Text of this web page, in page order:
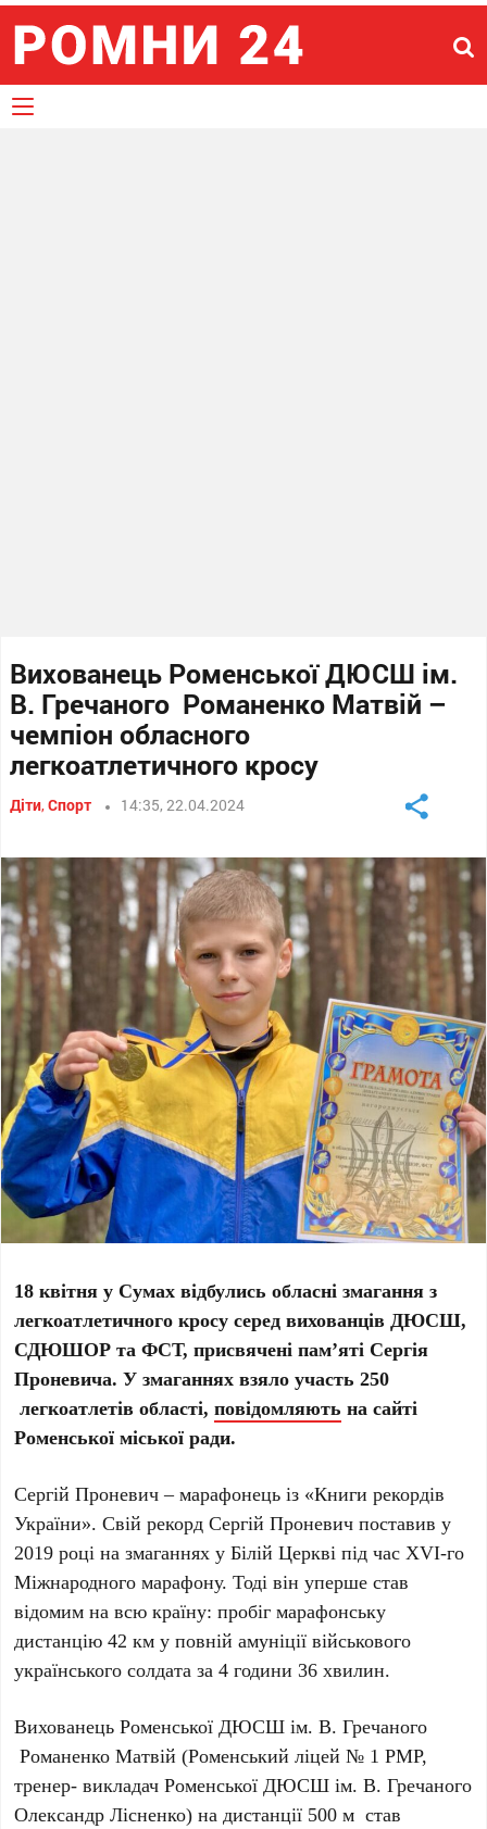
Вихованець Роменської ДЮСШ ім.
В. Гречаного Романенко Матвій –
чемпіон обласного
легкоатлетичного кросу
Діти,Спорт 14:35, 22.04.2024
18 квітня у Сумах відбулись обласні змагання з
легкоатлетичного кросу серед вихованців ДЮСШ,
СДЮШОР та ФСТ, присвячені пам’яті Сергія
Проневича. У змаганнях взяло участь 250
легкоатлетів області,повідомляють на сайті
Роменської міської ради.
Сергій Проневич – марафонець із «Книги рекордів
України». Свій рекорд Сергій Проневич поставив у
2019 році на змаганнях у Білій Церкві під час XVI-го
Міжнародного марафону. Тоді він уперше став
відомим на всю країну: пробіг марафонську
дистанцію 42 км у повній амуніції військового
українського солдата за 4 години 36 хвилин.
Вихованець Роменської ДЮСШ ім. В. Гречаного
Романенко Матвій (Роменський ліцей № 1 РМР,
тренер- викладач Роменської ДЮСШ ім. В. Гречаного
Олександр Лісненко) на дистанції 500 м став